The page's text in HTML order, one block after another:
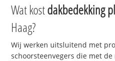
Wat kostdakbedekking
Haag?
Wij werken uitsluitend met
schoorsteenvegers die met